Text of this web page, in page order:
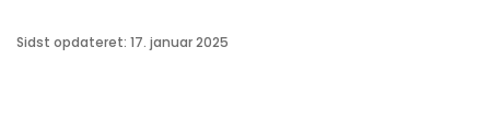
Sidst opdateret: 17. januar 2025